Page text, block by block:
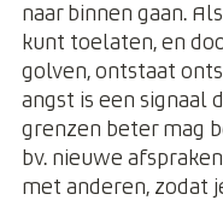
naar binnen gaan.
kunt toelaten, en
golven, ontstaat
angst is een signaal
grenzen beter mag
bv. nieuwe
met anderen, zodat